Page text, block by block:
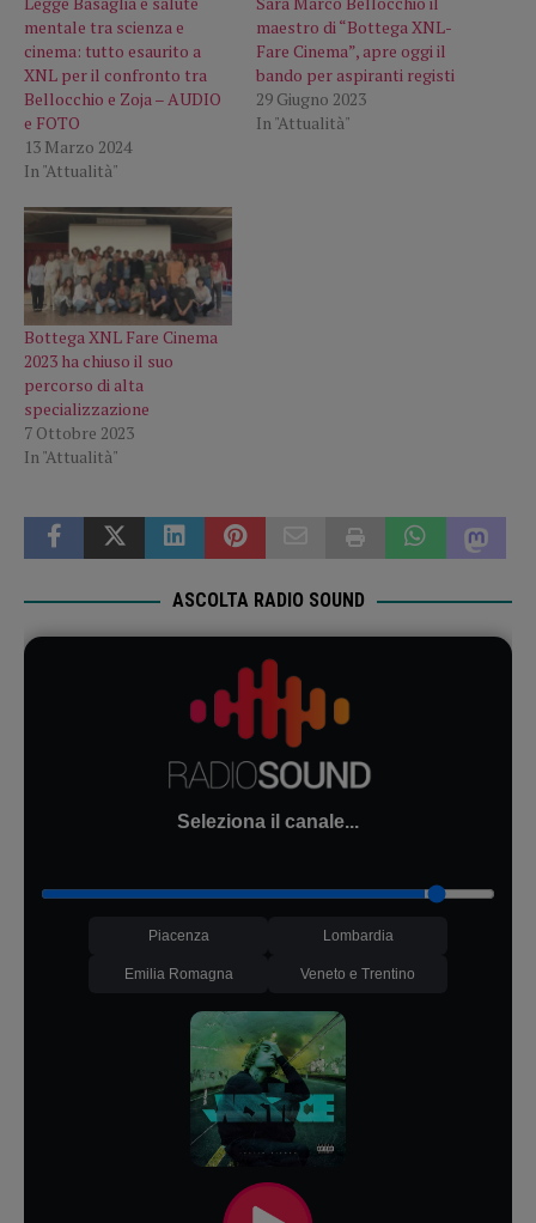
mentale tra scienza e
cinema: tutto esaurito a
XNL per il confronto tra
Bellocchio e Zoja – AUDIO
e FOTO
13 Marzo 2024
In "Attualità"
maestro di “Bottega XNL-
Fare Cinema”, apre oggi il
bando per aspiranti registi
29 Giugno 2023
In "Attualità"
Bottega XNL Fare Cinema
2023 ha chiuso il suo
percorso di alta
specializzazione
7 Ottobre 2023
In "Attualità"
ASCOLTA RADIO SOUND
Seleziona il canale...
Piacenza Lombardia
Emilia Romagna Veneto e Trentino